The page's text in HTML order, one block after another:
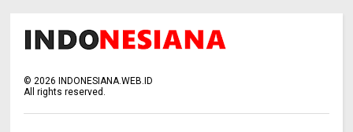
©2026 INDONESIANA.WEB.ID
All rights reserved.